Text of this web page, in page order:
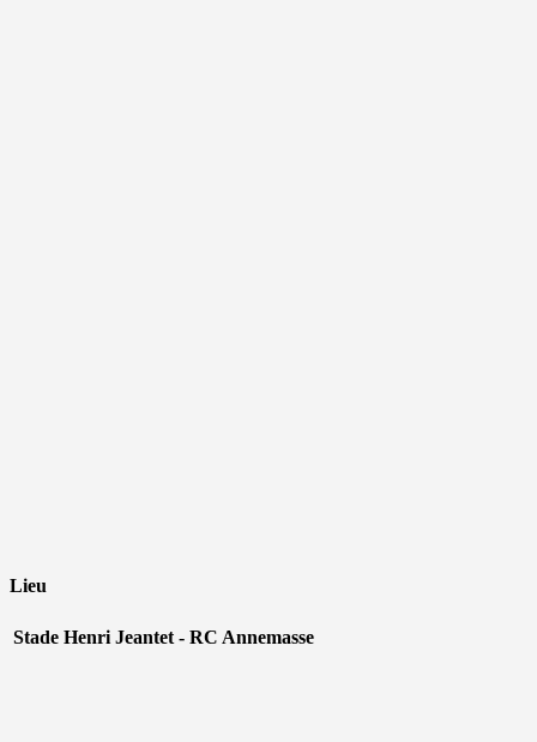
Lieu
Stade Henri Jeantet - RC Annemasse